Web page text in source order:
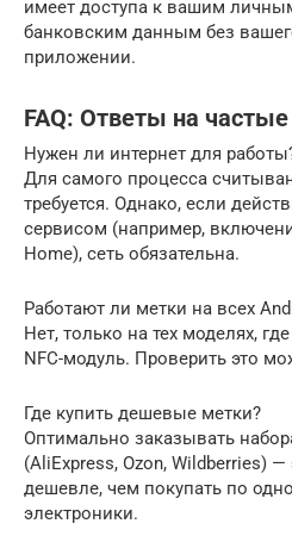
имеет доступа к вашим
банковским данным без
приложении.
FAQ: Ответы на
Нужен ли интернет для
Для самого процесса
требуется. Однако, если
сервисом (например,
Home), сеть обязательна.
Работают ли метки на всех
Нет, только на тех моделях,
NFC-модуль. Проверить это
Где купить дешевые метки?
Оптимально заказывать
(AliExpress, Ozon, Wildberries) —
дешевле, чем покупать по
электроники.